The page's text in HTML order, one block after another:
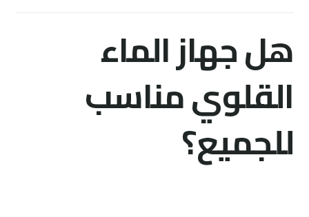
هل جهاز الماء
القلوي مناسب
للجميع؟